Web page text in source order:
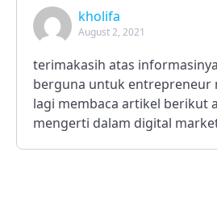
kholifa
August 2, 2021
terimakasih atas
berguna untuk entrepreneur
lagi membaca artikel berikut
mengerti dalam digital